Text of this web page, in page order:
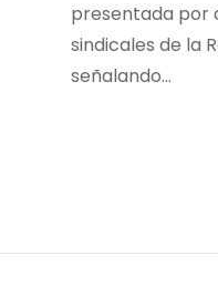
presentada por
sindicales de la
señalando…